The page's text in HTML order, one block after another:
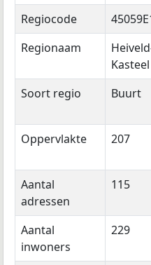
Regiocode
Regionaam
Kasteel
Soort regio Buurt
Oppervlakte 207
Aantal
adressen
115
Aantal
inwoners
229